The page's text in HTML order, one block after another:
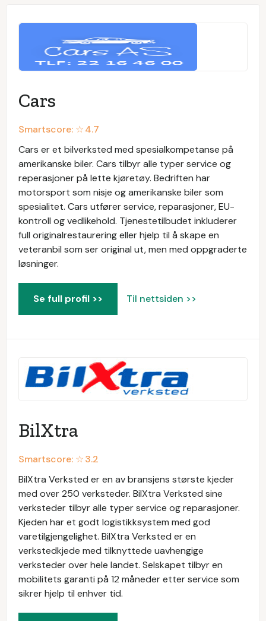
Cars
Smartscore: ☆4.7
Cars er et bilverksted med spesialkompetanse på
amerikanske biler. Cars tilbyr alle typer service og
reperasjoner på lette kjøretøy. Bedriften har
motorsport som nisje og amerikanske biler som
spesialitet. Cars utfører service, reparasjoner, EU-
kontroll og vedlikehold. Tjenestetilbudet inkluderer
full originalrestaurering eller hjelp til å skape en
veteranbil som ser original ut, men med oppgraderte
løsninger.
Se full profil >> Til nettsiden >>
BilXtra
Smartscore: ☆3.2
BilXtra Verksted er en av bransjens største kjeder
med over 250 verksteder. BilXtra Verksted sine
verksteder tilbyr alle typer service og reparasjoner.
Kjeden har et godt logistikksystem med god
varetilgjengelighet. BilXtra Verksted er en
verkstedkjede med tilknyttede uavhengige
verksteder over hele landet. Selskapet tilbyr en
mobilitets garanti på 12 måneder etter service som
sikrer hjelp til enhver tid.